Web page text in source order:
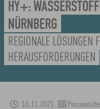
HY+:
NÜRNBERG
REGIONALE LÖSUNGEN
HERAUSFORDERUNGEN
10.11.2021